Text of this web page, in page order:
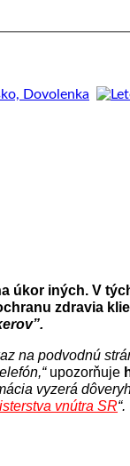
úkor iných. V
zdravia
na podvodnú
upozorňuje
vyzerá
vnútra SR“.